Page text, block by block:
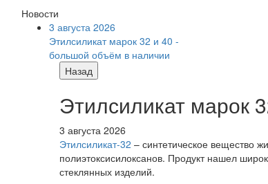
Новости
3 августа 2026
Этилсиликат марок 32 и 40 -
большой объём в наличии
Назад
Этилсиликат марок
3 августа 2026
Этилсиликат-32 – синтетическое вещество
полиэтоксисилоксанов. Продукт нашел
стеклянных изделий.